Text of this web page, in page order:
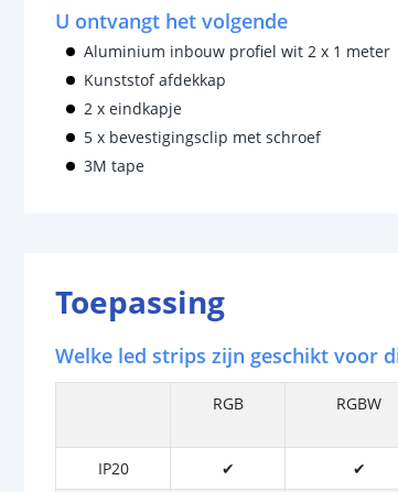
U ontvangt het volgende
Aluminium inbouw profiel wit 2 x 1 meter
Kunststof afdekkap
2 x eindkapje
5 x bevestigingsclip met schroef
3M tape
Toepassing
Welke led strips zijn geschikt voor
RGB RGBW
IP20 ✔ ✔